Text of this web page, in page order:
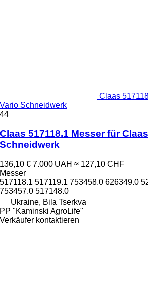
Claas
Vario Schneidwerk
44
Claas 517118.1 Messer für
Schneidwerk
136,10 € 7.000 UAH ≈ 127,10 CHF
Messer
517118.1 517119.1 753458.0 626349.0
753457.0 517148.0
Ukraine, Bila Tserkva
PP "Kaminski AgroLife"
Verkäufer kontaktieren